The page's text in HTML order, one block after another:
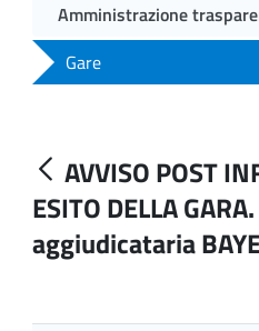
Amministrazione
Gare
AVVISO POST
ESITO DELLA
aggiudicataria